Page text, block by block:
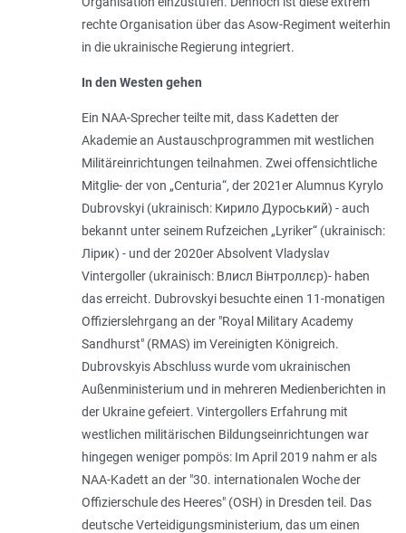
rechte Organisation über das Asow-Regiment weiterhin
in die ukrainische Regierung integriert.
In den Westen gehen
Ein NAA-Sprecher teilte mit, dass Kadetten der
Akademie an Austauschprogrammen mit westlichen
Militäreinrichtungen teilnahmen. Zwei offensichtliche
Mitglie- der von „Centuria“, der 2021er Alumnus Kyrylo
Dubrovskyi (ukrainisch: Кирило Дуроський) - auch
bekannt unter seinem Rufzeichen „Lyriker“ (ukrainisch:
Лірик) - und der 2020er Absolvent Vladyslav
Vintergoller (ukrainisch: Влисл Вінтроллєр)- haben
das erreicht. Dubrovskyi besuchte einen 11-monatigen
Offizierslehrgang an der "Royal Military Academy
Sandhurst" (RMAS) im Vereinigten Königreich.
Dubrovskyis Abschluss wurde vom ukrainischen
Außenministerium und in mehreren Medienberichten in
der Ukraine gefeiert. Vintergollers Erfahrung mit
westlichen militärischen Bildungseinrichtungen war
hingegen weniger pompös: Im April 2019 nahm er als
NAA-Kadett an der "30. internationalen Woche der
Offizierschule des Heeres" (OSH) in Dresden teil. Das
deutsche Verteidigungsministerium, das um einen